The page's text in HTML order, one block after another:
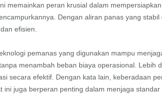
memainkan peran krusial dalam
Dengan aliran panas yang
efisien.
pemanas yang digunakan mampu
menambah beban biaya operasional. Lebih
secara efektif. Dengan kata lain, keberadaan
ini juga berperan penting dalam menjaga